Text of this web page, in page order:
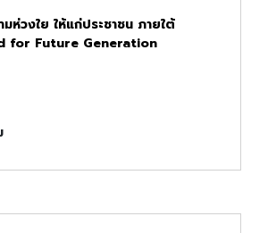
ห่วงใย ให้แก่ประชาชน ภายใต้
for Future Generation